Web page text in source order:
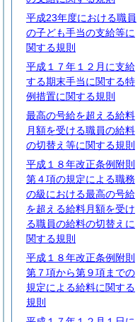
平成23年度における職員
の子ども手当の支給等に
関する規則
平成１７年１２月に支給
する期末手当に関する特
例措置に関する規則
最高の号給を超える給料
月額を受ける職員の給料
の切替え等に関する規則
平成１８年改正条例附則
第４項の規定による職務
の級における最高の号給
を超える給料月額を受け
る職員の給料の切替えに
関する規則
平成１８年改正条例附則
第７項から第９項までの
規定による給料に関する
規則